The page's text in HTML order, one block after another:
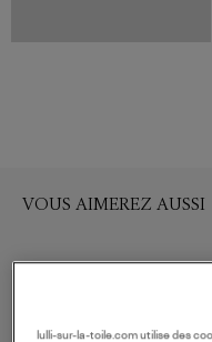
VOUS AIMEREZ AUSSI
lulli-sur-la-toile.com utilise des